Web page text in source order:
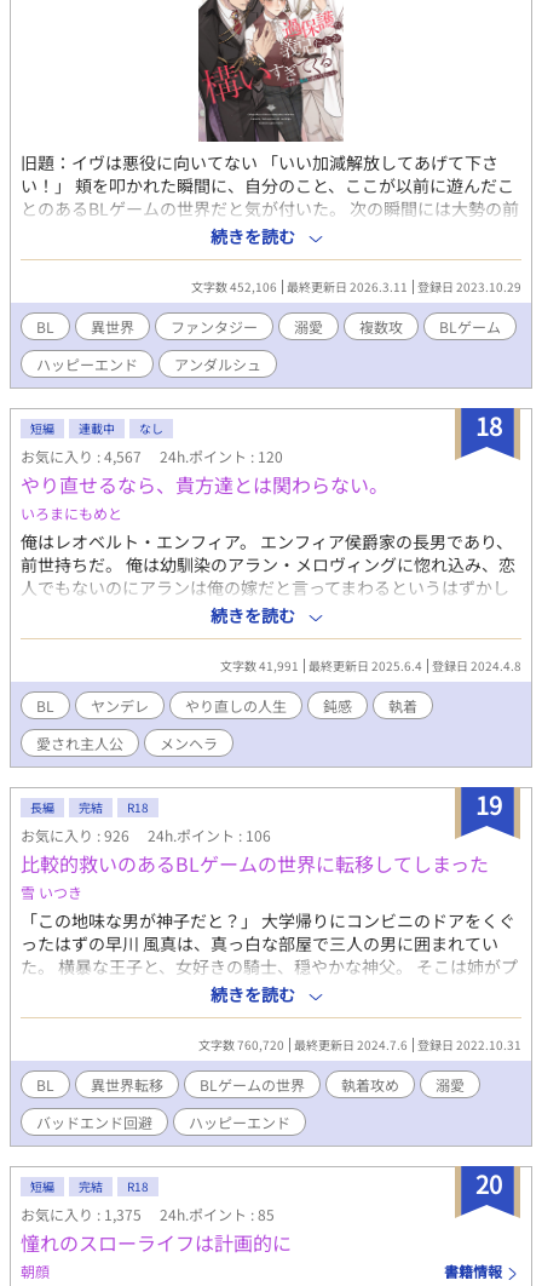
旧題：イヴは悪役に向いてない 「いい加減解放してあげて下さ
い！」 頬を叩かれた瞬間に、自分のこと、ここが以前に遊んだこ
とのあるBLゲームの世界だと気が付いた。 次の瞬間には大勢の前
で婚約破棄を言い渡され、棄てられると知っている。どうにか出
来るタイミングではなかった。 この国を守っていたのは自分なの
に、という思いも、誰も助けてくれない惨めさもあった。 けれ
ど、婚約破棄や周囲の視線なんてどうでもいいんです、誰かに愛
されることが出来るなら。 ※執着×溺愛×家族に愛されなかった
受 ※攻同士でのキス有 ※R18部分には*がつきます ※登場人物が
多いため表を作りましたが読む必要は特にないです。ネタバレに
ならないよう人物追加時にメモ程度に追記します 第11回BL小説大
賞奨励賞頂きました、投票閲覧ご感想ありがとうございました！
※番外編として書いた「伊吹は」の部分は2巻の書籍部分で書き直
しましたので、この分はifとしてお楽しみいただけると幸いです
続きを読む
文字数 452,106 最終更新日 2026.3.11 登録日 2023.10.29
BL 異世界 ファンタジー 溺愛 複数攻
BLゲーム
ハッピーエンド
アンダルシュ
18
短編 連載中 なし
お気に入り : 4,567 24h.ポイント : 120
やり直せるなら、貴方達とは関わらない。
いろまにもめと
俺はレオベルト・エンフィア。 エンフィア侯爵家の長男であり、
前世持ちだ。 俺は幼馴染のアラン・メロヴィングに惚れ込み、恋
人でもないのにアランは俺の嫁だと言ってまわるというはずかし
い事をし、最終的にアランと恋に落ちた王太子によって、アラン
に付きまとっていた俺は処刑された。 処刑の直前、俺は前世を思
い出した。日本という国の一般サラリーマンだった頃を。そし
て、ここは前世有名だったBLゲームの世界と一致する事を。 こん
な時に思い出しても遅せぇわ！と思い、どうかもう一度やり直せ
たら、貴族なんだから可愛い嫁さんと裕福にのんびり暮らした
い…！ そう思った俺の願いは届いたのだ。 5歳の時の俺に戻って
きた…！ 今度は絶対関わらない！
続きを読む
文字数 41,991 最終更新日 2025.6.4 登録日 2024.4.8
BL ヤンデレ やり直しの人生 鈍感
執着
愛され主人公
メンヘラ
19
長編 完結 R18
お気に入り : 926 24h.ポイント : 106
比較的救いのあるBLゲームの世界に転移してしまった
雪 いつき
「この地味な男が神子だと？」 大学帰りにコンビニのドアをくぐ
ったはずの早川 風真は、真っ白な部屋で三人の男に囲まれてい
た。 横暴な王子と、女好きの騎士、穏やかな神父。 そこは姉がプ
レイしていた、とんでもない育成型BLゲーム『サフィール王国の
贄神子』の世界だった。 溺愛エンドはあるものの、殆どが執着か
メリバエンド。バッドエンドは三人の玩具になる、そんな世界
だ。 それに、たった一人の家族、姉にはもう会えない。そのはず
が……。 「その声っ、風真！？」 「えっ！？ 姉ちゃん！？」
クエストクリア報酬は、まさかの姉との通話だった。 定期的に発
生する魔物討伐イベントをクリアしつつ、姉のアドバイスでバッ
ドエンド回避を目指す。 「姉ちゃん……なんか、ゲームと違って
きた……」 徐々にズレていく世界。 多発する年齢指定のイベント
が、甘いものに変わっていく。 友情エンドも目指せるかも？ 淡
い期待を抱く風真の行き着く先は――。 ※今作は、複数人との交
際エンドはありません。
続きを読む
文字数 760,720 最終更新日 2024.7.6 登録日 2022.10.31
BL 異世界転移 BLゲームの世界 執着攻め
溺愛
バッドエンド回避
ハッピーエンド
20
短編 完結 R18
お気に入り : 1,375 24h.ポイント : 85
憧れのスローライフは計画的に
朝顔 書籍情報